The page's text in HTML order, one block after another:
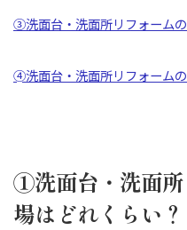
③洗面台・洗面所リフォーム
➃洗面台・洗面所リフォーム
①洗面台・洗面
場はどれくらい？